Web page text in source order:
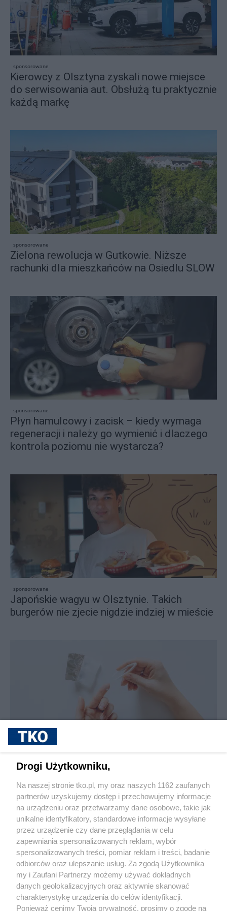
sponsorowane
Kierowcy z Olsztyna zyskali nowe miejsce
do serwisowania aut. Obsłużą tu praktycznie
każdą markę
sponsorowane
Zielona rewolucja w Gutkowie. Niższe
rachunki dla mieszkańców na Osiedlu SLOW
sponsorowane
Płyn hamulcowy i zacisk – kiedy wymaga
regeneracji i należy go wymienić i dlaczego
kontrola poziomu nie wystarcza?
sponsorowane
Japońskie wagyu w Olsztynie. Takich
burgerów nie zjecie nigdzie indziej w mieście
Jak rozpoznać, że soczewki kontaktowe są
Pokaż więcej
Reklama Tematy Archiwum artykułów
Drogi Użytkowniku,
Na naszej stronie tko.pl, my oraz naszych 1162 zaufanych
partnerów uzyskujemy dostęp i przechowujemy informacje
na urządzeniu oraz przetwarzamy dane osobowe, takie jak
unikalne identyfikatory, standardowe informacje wysyłane
przez urządzenie czy dane przeglądania w celu
zapewniania spersonalizowanych reklam, wybór
spersonalizowanych treści, pomiar reklam i treści, badanie
odbiorców oraz ulepszanie usług. Za zgodą Użytkownika
my i Zaufani Partnerzy możemy używać dokładnych
danych geolokalizacyjnych oraz aktywnie skanować
charakterystykę urządzenia do celów identyfikacji.
Ponieważ cenimy Twoją prywatność, prosimy o zgodę na